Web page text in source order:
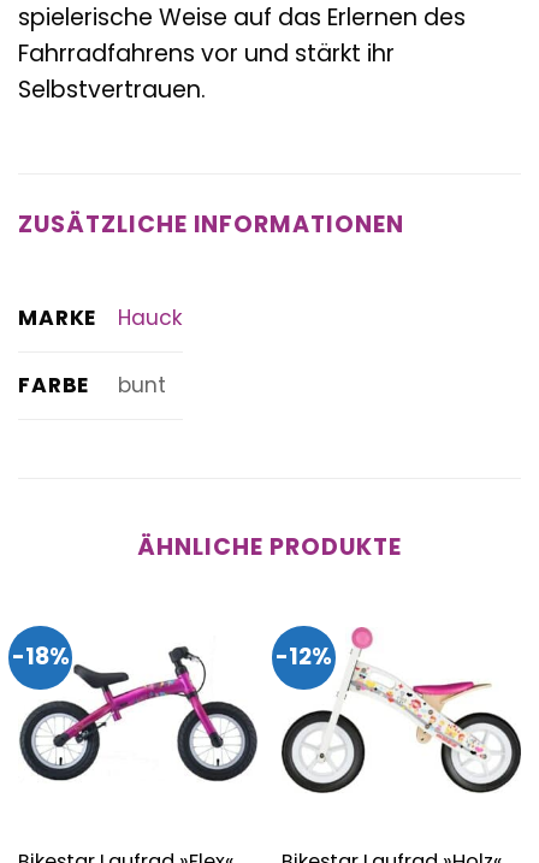
spielerische Weise auf das Erlernen des
Fahrradfahrens vor und stärkt ihr
Selbstvertrauen.
ZUSÄTZLICHE INFORMATIONEN
MARKE Hauck
FARBE bunt
ÄHNLICHE PRODUKTE
-18% -12%